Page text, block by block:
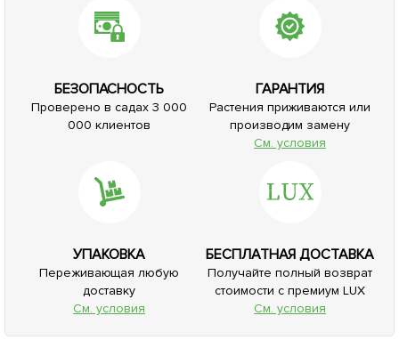
БЕЗОПАСНОСТЬ
Проверено в садах 3 000
000 клиентов
ГАРАНТИЯ
Растения приживаются или
производим замену
См. условия
УПАКОВКА
Переживающая любую
доставку
См. условия
БЕСПЛАТНАЯ ДОСТАВКА
Получайте полный возврат
стоимости с премиум LUX
См. условия